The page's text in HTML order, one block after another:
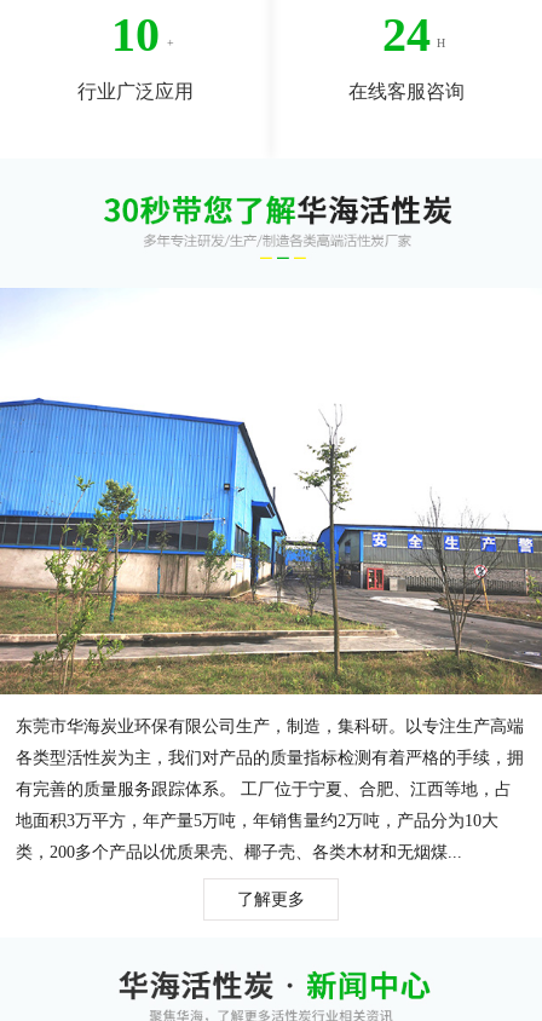
10
行业广泛应用
24
在线客服咨询
东莞市华海炭业环保有限公司生产，制造，集科研。以专注生产高端
各类型活性炭为主，我们对产品的质量指标检测有着严格的手续，拥
有完善的质量服务跟踪体系。 工厂位于宁夏、合肥、江西等地，占
地面积3万平方，年产量5万吨，年销售量约2万吨，产品分为10大
类，200多个产品以优质果壳、椰子壳、各类木材和无烟煤...
了解更多